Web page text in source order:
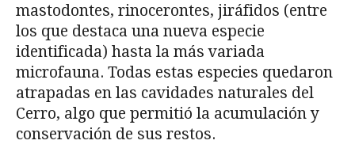
mastodontes, rinocerontes, jiráfidos (entre
los que destaca una nueva especie
identificada) hasta la más variada
microfauna. Todas estas especies quedaron
atrapadas en las cavidades naturales del
Cerro, algo que permitió la acumulación y
conservación de sus restos.